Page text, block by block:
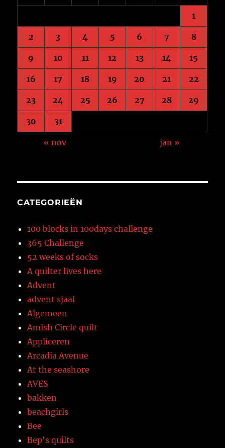
1
2 3 4 5 6 7 8
9 10 11 12 13 14 15
16 17 18 19 20 21 22
23 24 25 26 27 28 29
30 31
« nov jan »
CATEGORIEËN
100 blocks in 100days challenge
365 Challenge
52 weeks of socks
A quilter lives here
Advent
advent sjaal
Algemeen
Amish Circle quilt
Appliceren
Arcadia Avenue
At the seashore
AVES
bakken
beachgirls
Bee
Bep's quilts